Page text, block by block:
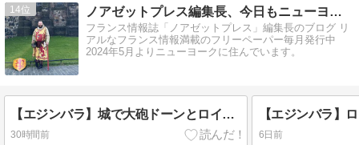
14 ノアゼットプレス編集長、今日もニューヨークで困ってます！
フランス情報誌「ノアゼットプレス」編集長のブログ リ
アルなフランス情報満載のフリーペーパー毎月発行中
2024年5月よりニューヨークに住んでいます。
【エジンバラ】城で大砲ドーンとロイヤルマイル
30時間前 6日前